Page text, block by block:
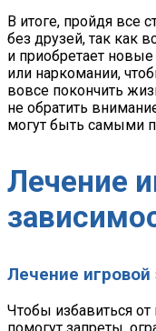
В итоге, пройдя все
без друзей, так как
и приобретает
или наркомании,
вовсе покончить
не обратить
могут быть самыми
Лечение
Лечение игровой
Чтобы избавиться